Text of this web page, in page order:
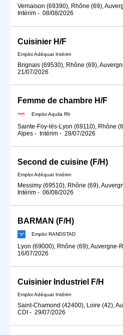
Vernaison (69390), Rhône (69),
Intérim - 08/08/2026
Cuisinier H/F
Emploi Adéquat Intérim
Brignais (69530), Rhône (69),
21/07/2026
Femme de chambre H/F
Emploi Aquila Rh
Sainte-Foy-lès-Lyon (69110), Rhône
Alpes - Intérim - 28/07/2026
Second de cuisine (F/H)
Emploi Adéquat Intérim
Messimy (69510), Rhône (69),
Intérim - 06/08/2026
BARMAN (F/H)
Emploi RANDSTAD
Lyon (69000), Rhône (69), Auvergne-
16/07/2026
Cuisinier Industriel F/H
Emploi Adéquat Intérim
Saint-Chamond (42400), Loire (42),
CDI - 29/07/2026